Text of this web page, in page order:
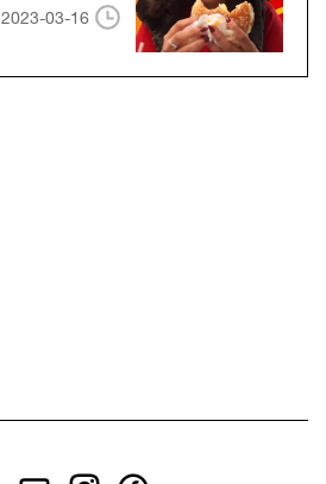
2023-03-16